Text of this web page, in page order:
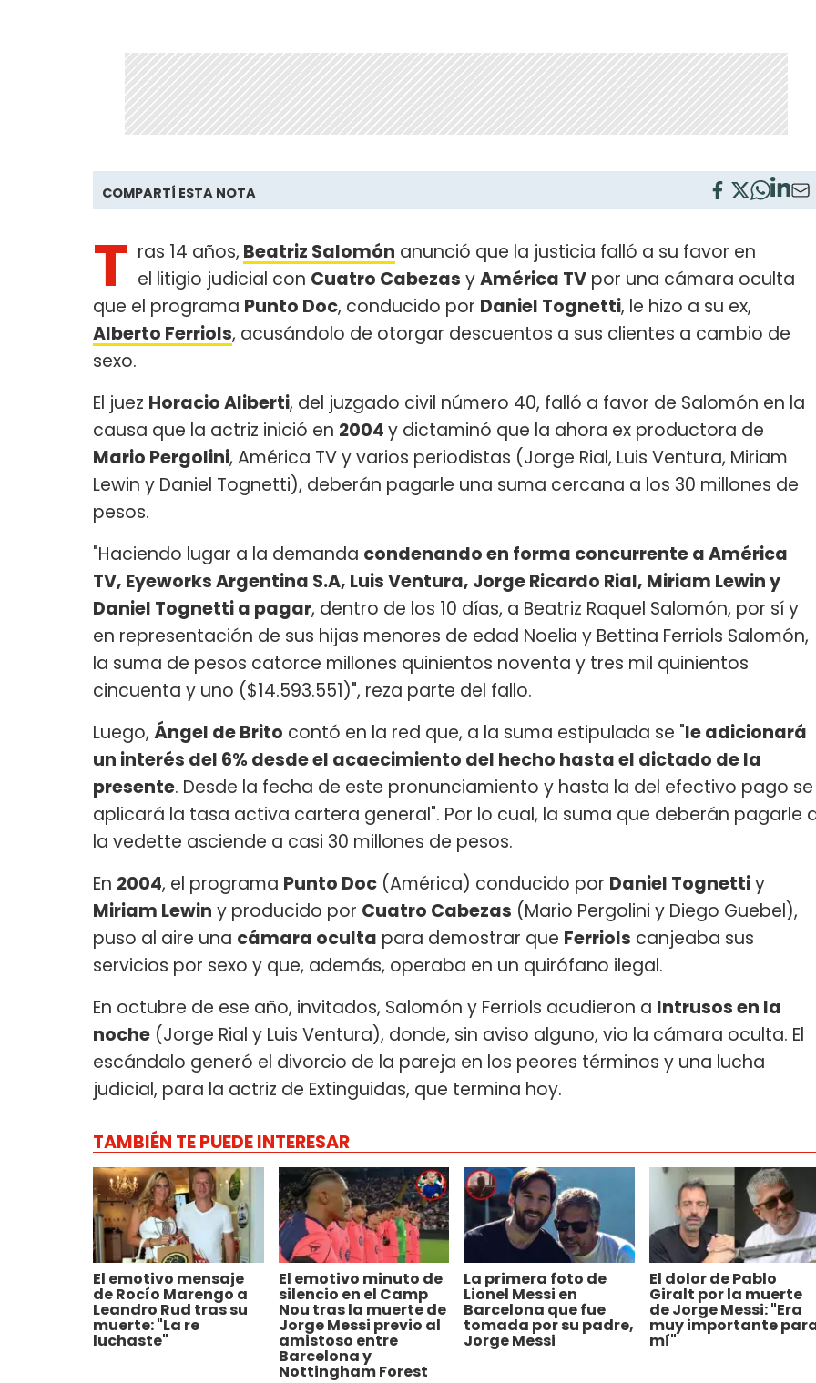
COMPARTÍ ESTA NOTA
T ras 14 años, Beatriz Salomón anunció que la justicia falló a su favor en
el litigio judicial con Cuatro Cabezas yAmérica TV por una cámara oculta
que el programa Punto Doc, conducido por Daniel Tognetti, le hizo a su ex,
Alberto Ferriols, acusándolo de otorgar descuentos a sus clientes a cambio de
sexo.
El juez Horacio Aliberti, del juzgado civil número 40, falló a favor de Salomón en la
causa que la actriz inició en 2004y dictaminó que la ahora ex productora de
Mario Pergolini, América TV y varios periodistas (Jorge Rial, Luis Ventura, Miriam
Lewin y Daniel Tognetti), deberán pagarle una suma cercana a los 30 millones de
pesos.
"Haciendo lugar a la demanda condenando en forma concurrente a América
TV, Eyeworks Argentina S.A, Luis Ventura, Jorge Ricardo Rial, Miriam Lewin y
Daniel Tognetti a pagar, dentro de los 10 días, a Beatriz Raquel Salomón, por sí y
en representación de sus hijas menores de edad Noelia y Bettina Ferriols Salomón,
la suma de pesos catorce millones quinientos noventa y tres mil quinientos
cincuenta y uno ($14.593.551)", reza parte del fallo.
Luego, Ángel de Brito contó en la red que, a la suma estipulada se "le adicionará
un interés del 6% desde el acaecimiento del hecho hasta el dictado de la
presente. Desde la fecha de este pronunciamiento y hasta la del efectivo pago se
aplicará la tasa activa cartera general". Por lo cual, la suma que deberán pagarle
la vedette asciende a casi 30 millones de pesos.
En 2004, el programa Punto Doc (América) conducido por Daniel Tognettiy
Miriam Lewin y producido por Cuatro Cabezas (Mario Pergolini y Diego Guebel),
puso al aire una cámara oculta para demostrar que Ferriols canjeaba sus
servicios por sexo y que, además, operaba en un quirófano ilegal.
En octubre de ese año, invitados, Salomón y Ferriols acudieron a Intrusos en la
noche (Jorge Rial y Luis Ventura), donde, sin aviso alguno, vio la cámara oculta. El
escándalo generó el divorcio de la pareja en los peores términos y una lucha
judicial, para la actriz de Extinguidas, que termina hoy.
TAMBIÉN TE PUEDE INTERESAR
El emotivo mensaje
de Rocío Marengo a
Leandro Rud tras su
muerte: "La re
luchaste"
El emotivo minuto de
silencio en el Camp
Nou tras la muerte de
Jorge Messi previo al
amistoso entre
Barcelona y
Nottingham Forest
La primera foto de
Lionel Messi en
Barcelona que fue
tomada por su padre,
Jorge Messi
El dolor de Pablo
Giralt por la muerte
de Jorge Messi: "Era
muy importante
mí"